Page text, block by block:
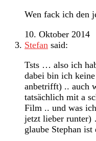
Wen fack ich den
10. Oktober 2014
Stefan said:
Tsts … also ich
dabei bin ich
anbetrifft) .. auch
tatsächlich mit a
Film .. und was
jetzt lieber
glaube Stephan